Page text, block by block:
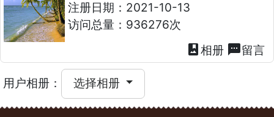
注册日期：2021-10-13
访问总量：936276次
photo_album 相册 textsms留言
用户相册： 选择相册